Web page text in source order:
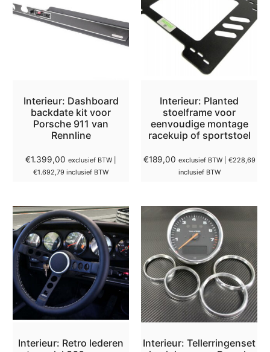
Interieur: Dashboard
backdate kit voor
Porsche 911 van
Rennline
€1.399,00 exclusief BTW |
€1.692,79 inclusief BTW
Interieur: Planted
stoelframe voor
eenvoudige montage
racekuip of sportstoel
€189,00 exclusief BTW | €228,69
inclusief BTW
Interieur: Retro lederen
Interieur: Tellerringenset